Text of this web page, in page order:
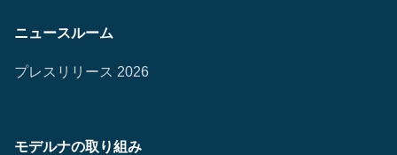
ニュースルーム
プレスリリース 2026
モデルナの取り組み